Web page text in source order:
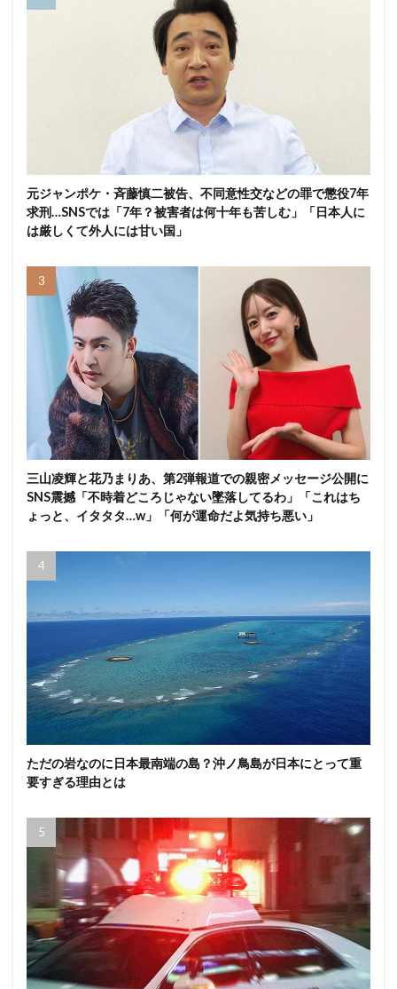
元ジャンポケ・斉藤慎二被告、不同意性交などの罪で懲役7年
求刑…SNSでは「7年？被害者は何十年も苦しむ」「日本人に
は厳しくて外人には甘い国」
三山凌輝と花乃まりあ、第2弾報道での親密メッセージ公開に
SNS震撼「不時着どころじゃない墜落してるわ」「これはち
ょっと、イタタタ…w」「何が運命だよ気持ち悪い」
ただの岩なのに日本最南端の島？沖ノ鳥島が日本にとって重
要すぎる理由とは